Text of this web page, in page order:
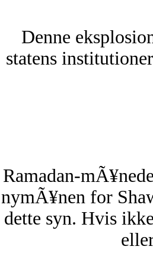
Denne
statens
Ramadan-
nymÃ¥nen for
dette syn. Hvis